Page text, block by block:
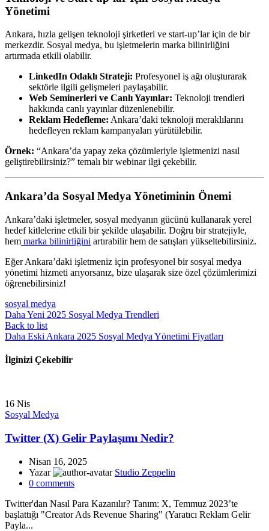
Yönetimi
Ankara, hızla gelişen teknoloji şirketleri ve start-up’lar için de bir
merkezdir. Sosyal medya, bu işletmelerin marka bilinirliğini
artırmada etkili olabilir.
LinkedIn Odaklı Strateji: Profesyonel iş ağı oluşturarak
sektörle ilgili gelişmeleri paylaşabilir.
Web Seminerleri ve Canlı Yayınlar: Teknoloji trendleri
hakkında canlı yayınlar düzenlenebilir.
Reklam Hedefleme: Ankara’daki teknoloji meraklılarını
hedefleyen reklam kampanyaları yürütülebilir.
Örnek: “Ankara’da yapay zeka çözümleriyle işletmenizi nasıl
geliştirebilirsiniz?” temalı bir webinar ilgi çekebilir.
Ankara’da Sosyal Medya Yönetiminin Önemi
Ankara’daki işletmeler, sosyal medyanın gücünü kullanarak yerel
hedef kitlelerine etkili bir şekilde ulaşabilir. Doğru bir stratejiyle,
hem marka bilinirliğini artırabilir hem de satışları yükseltebilirsiniz.
Eğer Ankara’daki işletmeniz için profesyonel bir sosyal medya
yönetimi hizmeti arıyorsanız, bize ulaşarak size özel çözümlerimizi
öğrenebilirsiniz!
sosyal medya
Daha Yeni 2025 Sosyal Medya Trendleri
Back to list
Daha Eski Ankara 2025 Sosyal Medya Yönetimi Fiyatları
İlginizi Çekebilir
16 Nis
Sosyal Medya
Twitter (X) Gelir Paylaşımı Nedir?
Nisan 16, 2025
Yazar
Studio Zeppelin
0 comments
Twitter'dan Nasıl Para Kazanılır? Tanım: X, Temmuz 2023’te
başlattığı "Creator Ads Revenue Sharing" (Yaratıcı Reklam Gelir
Payla...